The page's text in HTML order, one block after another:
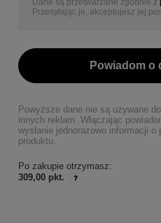
Przesyłając je, akceptujesz jej
Powiadom o
Powyższe dane nie są używane
innych reklam. Włączając
wysłanie jednorazowo informacji
produktu.
Po zakupie otrzymasz:
309,00 pkt.